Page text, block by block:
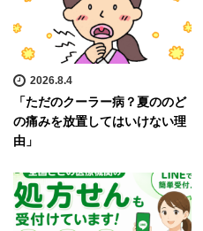
2026.8.4
「ただのクーラー病？夏ののど
の痛みを放置してはいけない理
由」